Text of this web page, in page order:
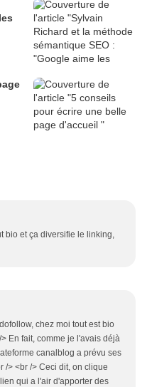
bio et ça diversifie le linking,
chez moi tout est bio
En fait, comme je l'avais déjà
canalblog a prévu ses
/> <br /> Ceci dit, on clique
qui a l'air d'apporter des